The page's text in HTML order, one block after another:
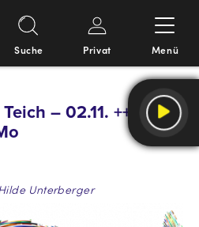
Suche Privat Menü
– 02.11. ++ 15
Unterberger